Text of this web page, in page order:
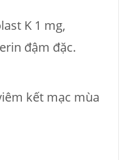
K 1 mg,
đậm đặc.
kết mạc mùa